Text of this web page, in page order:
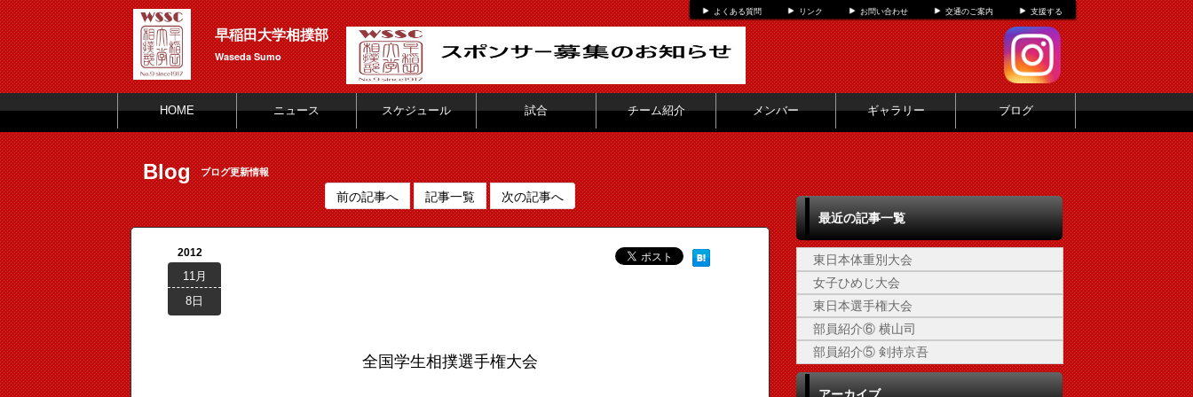
よくある質問 リンク お問い合わせ 交通のご案内 支援する
早稲田大学相撲部
Waseda Sumo
HOME ニュース スケジュール 試合 チーム紹介 メンバー ギャラリー ブログ
Blog ブログ更新情報
前の記事へ 記事一覧 次の記事へ
2012
11月
8日
全国学生相撲選手権大会
最近の記事一覧
東日本体重別大会
女子ひめじ大会
東日本選手権大会
部員紹介⑥ 横山司
部員紹介⑤ 剣持京吾